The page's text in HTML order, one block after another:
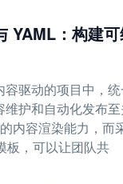
YAML：构建
驱动的项目中，
护和自动化发布至
内容渲染能力，而
板，可以让团队共